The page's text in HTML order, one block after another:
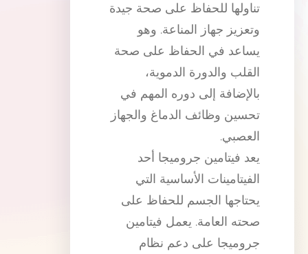
تناولها للحفاظ على صحة جيدة
وتعزيز جهاز المناعة. وهو
يساعد في الحفاظ على صحة
القلب والدورة الدموية،
بالإضافة إلى دوره المهم في
تحسين وظائف الدماغ والجهاز
العصبي.
يعد فيتامين جروميجا أحد
الفيتامينات الأساسية التي
يحتاجها الجسم للحفاظ على
صحته العامة. يعمل فيتامين
جروميجا على دعم نظام